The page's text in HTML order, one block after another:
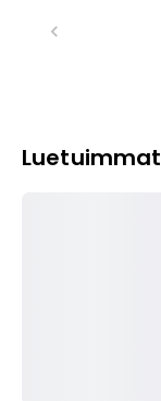
Luetuimmat